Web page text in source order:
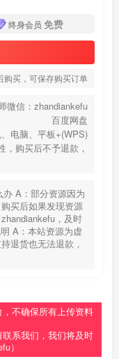
终身会员 免费
购买，可保存购买订单
微信：zhandiankefu
百度网盘
电脑、平板+(WPS)
，购买后不予退款，
A：部分资源因为
买后如果发现资源
，及时
A：本站资源为虚
退货也无法退款，
不确保所有上传资料
系我们，我们将及时
）